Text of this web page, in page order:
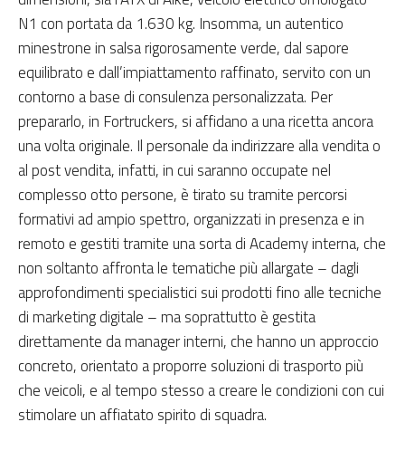
N1 con portata da 1.630 kg. Insomma, un autentico
minestrone in salsa rigorosamente verde, dal sapore
equilibrato e dall’impiattamento raffinato, servito con un
contorno a base di consulenza personalizzata. Per
prepararlo, in Fortruckers, si affidano a una ricetta ancora
una volta originale. Il personale da indirizzare alla vendita o
al post vendita, infatti, in cui saranno occupate nel
complesso otto persone, è tirato su tramite percorsi
formativi ad ampio spettro, organizzati in presenza e in
remoto e gestiti tramite una sorta di Academy interna, che
non soltanto affronta le tematiche più allargate – dagli
approfondimenti specialistici sui prodotti fino alle tecniche
di marketing digitale – ma soprattutto è gestita
direttamente da manager interni, che hanno un approccio
concreto, orientato a proporre soluzioni di trasporto più
che veicoli, e al tempo stesso a creare le condizioni con cui
stimolare un affiatato spirito di squadra.